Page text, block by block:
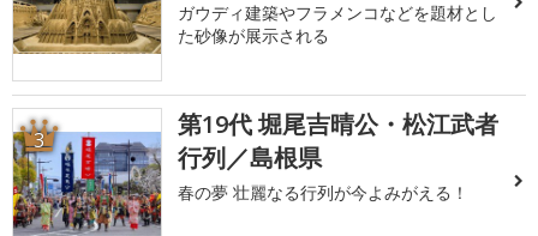
ガウディ建築やフラメンコなどを題材とし
た砂像が展示される
3
第19代 堀尾吉晴公・松江武者
行列／島根県
春の夢 壮麗なる行列が今よみがえる！